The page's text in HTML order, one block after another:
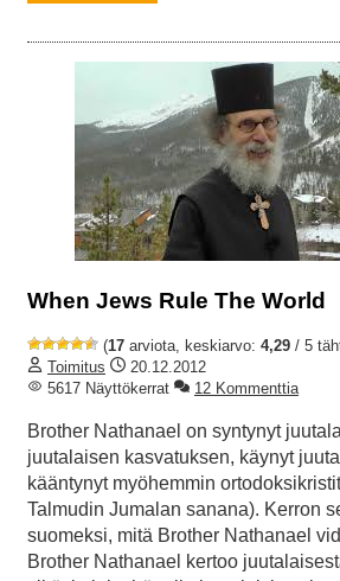
When Jews Rule The World
(17 arviota, keskiarvo: 4,29 / 5
Toimitus
20.12.2012
5617 Näyttökerrat
12 Kommenttia
Brother Nathanael on syntynyt
juutalaisen kasvatuksen, käynyt
kääntynyt myöhemmin
Talmudin Jumalan sanana). Kerron
suomeksi, mitä Brother Nathanael
Brother Nathanael kertoo